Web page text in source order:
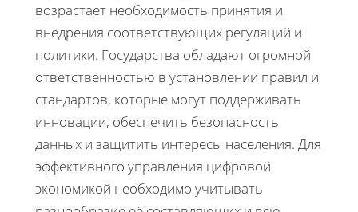
возрастает необходимость принятия и
внедрения соответствующих регуляций и
политики. Государства обладают огромной
ответственностью в установлении правил и
стандартов, которые могут поддерживать
инновации, обеспечить безопасность
данных и защитить интересы населения. Для
эффективного управления цифровой
экономикой необходимо учитывать